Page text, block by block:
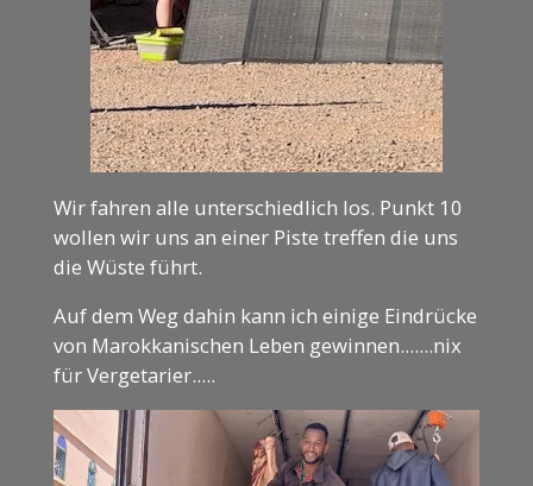
Wir fahren alle unterschiedlich los. Punkt 10
wollen wir uns an einer Piste treffen die uns
die Wüste führt.
Auf dem Weg dahin kann ich einige Eindrücke
von Marokkanischen Leben gewinnen.......nix
für Vergetarier.....